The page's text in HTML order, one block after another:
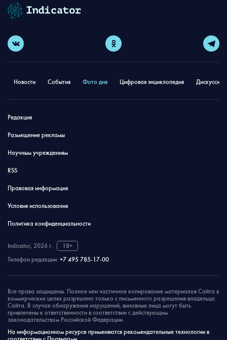
Новости События Фото дня Цифровая энциклопедия
Редакция
Размещение рекламы
Научным учреждениям
RSS
Правовая информация
Условия использования
Политика конфиденциальности
Indicator, 2026 г.
18+
Телефон редакции: +7 495 785-17-00
Все права защищены. Полное или частичное копирование материалов Сайта в
коммерческих целях разрешено только с письменного разрешения владельца
Сайта. В случае обнаружения нарушений, виновные лица могут быть
привлечены к ответственности в соответствии с действующим
законодательством Российской Федерации.
На информационном ресурсе применяются рекомендательные технологии в